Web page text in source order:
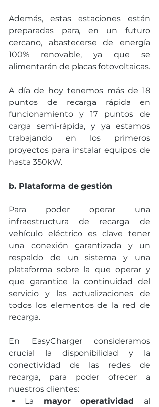
Además, estas estaciones están
preparadas para, en un futuro
cercano, abastecerse de energía
100% renovable, ya que se
A día de hoy tenemos más de 18
puntos de recarga rápida en
funcionamiento y 17 puntos de
carga semi-rápida, y ya estamos
trabajando en los primeros
proyectos para instalar equipos de
hasta 350kW.
b. Plataforma de gestión
Para poder operar una
infraestructura de recarga de
vehículo eléctrico es clave tener
una conexión garantizada y un
respaldo de un sistema y una
plataforma sobre la que operar y
que garantice la continuidad del
servicio y las actualizaciones de
todos los elementos de la red de
recarga.
En EasyCharger consideramos
crucial la disponibilidad y la
conectividad de las redes de
recarga, para poder ofrecer a
nuestros clientes:
La mayor operatividad al